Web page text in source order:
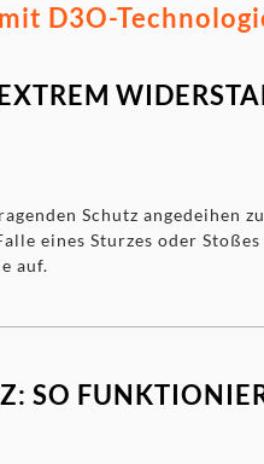
D3O-
Schutz angedeihen
eines Sturzes oder
auf.
SO